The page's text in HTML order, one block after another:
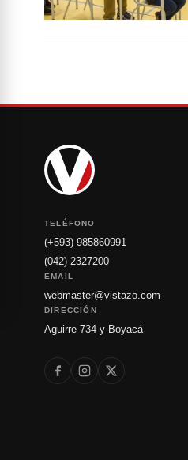
TELÉFONO
(+593) 985860991
(042) 2327200
EMAIL
webmaster@vistazo.com
DIRECCIÓN
Aguirre 734 y Boyacá